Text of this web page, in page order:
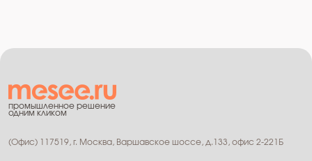
промышленное решение
одним кликом
(Офис) 117519, г. Москва, Варшавское шоссе, д.133, офис 2-221Б